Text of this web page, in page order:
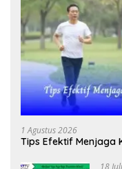
1 Agustus 2026
Tips Efektif Menjaga
18